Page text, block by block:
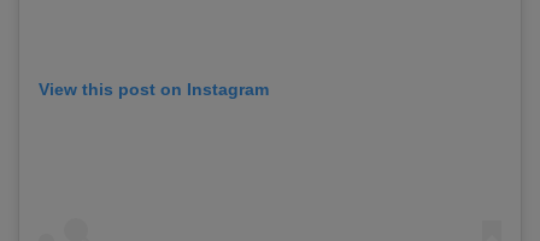
View this post on Instagram